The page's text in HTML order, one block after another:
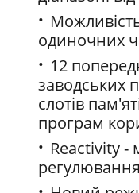
одиночних
12
заводських
слотів
програм
Reactivity -
регулювання